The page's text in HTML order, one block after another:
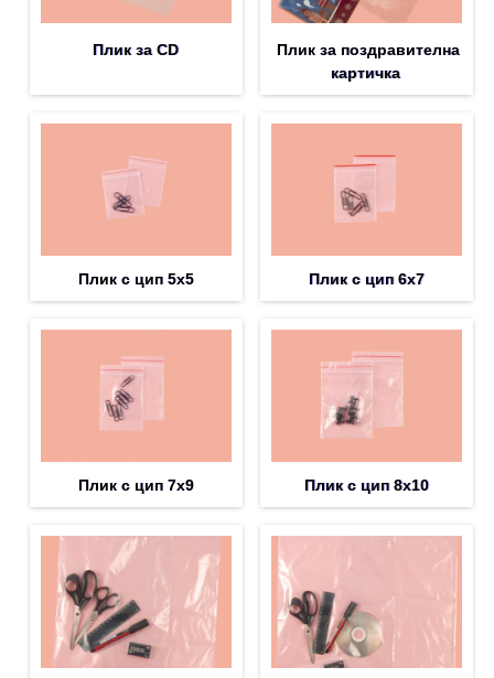
Плик за CD
Плик за поздравителна
картичка
Плик с цип 5х5 Плик с цип 6х7
Плик с цип 7х9 Плик с цип 8х10